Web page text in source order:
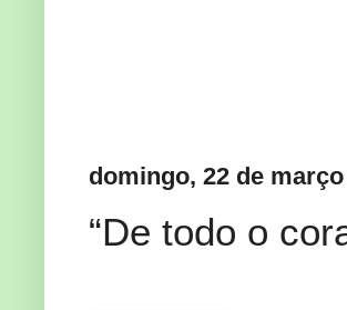
domingo, 22 de março
“De todo o